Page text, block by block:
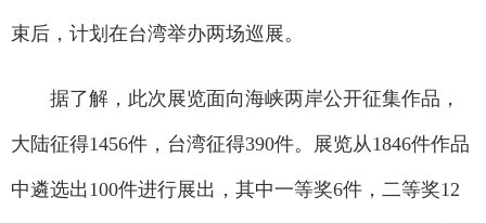
束后，计划在台湾举办两场巡展。
据了解，此次展览面向海峡两岸公开征集作品，
大陆征得1456件，台湾征得390件。展览从1846件作品
中遴选出100件进行展出，其中一等奖6件，二等奖12